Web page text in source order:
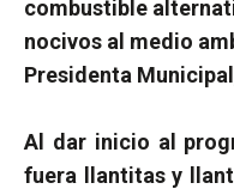
combustible
nocivos al medio
Presidenta
Al dar inicio al
fuera llantitas y